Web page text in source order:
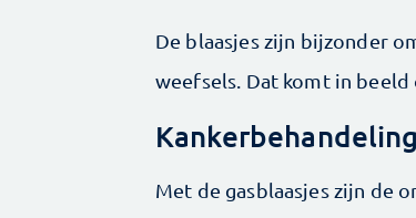
De blaasjes zijn bijzonder
weefsels. Dat komt in
Kankerbehandeling
Met de gasblaasjes zijn de